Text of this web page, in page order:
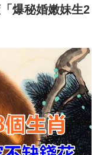
爆秘婚嫩妹生2